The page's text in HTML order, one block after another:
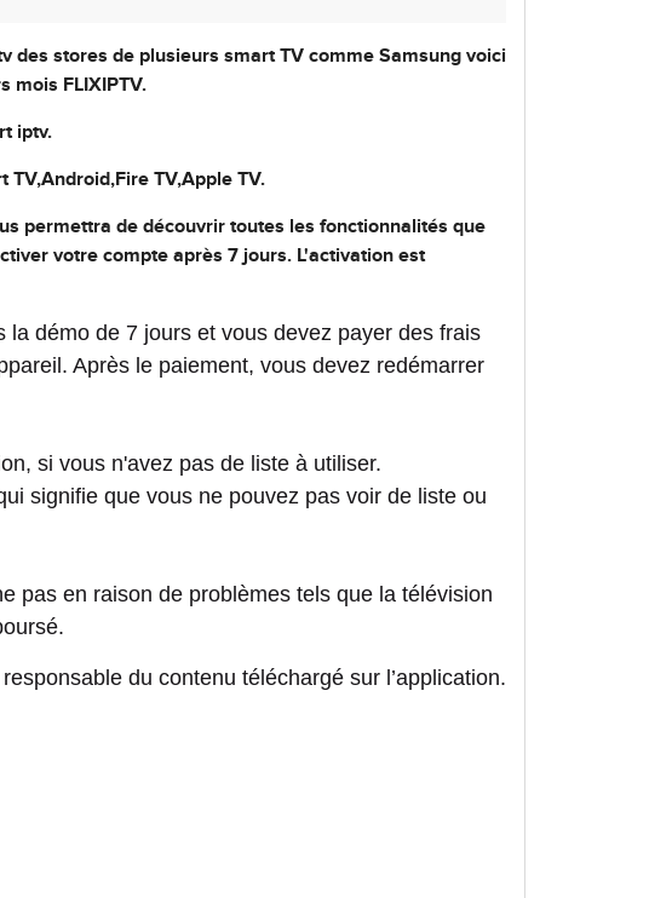
stores de plusieurs smart TV comme Samsung voici
mois FLIXIPTV.
iptv.
TV,Apple TV.
permettra de découvrir toutes les fonctionnalités que
votre compte après 7 jours. L'activation est
démo de 7 jours et vous devez payer des frais
Après le paiement, vous devez redémarrer
si vous n'avez pas de liste à utiliser.
signifie que vous ne pouvez pas voir de liste ou
pas en raison de problèmes tels que la télévision
du contenu téléchargé sur l’application.